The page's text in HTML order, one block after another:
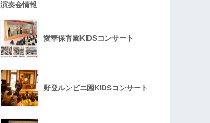
演奏会情報
愛華保育園KIDSコンサート
野登ルンビニ園KIDSコンサート